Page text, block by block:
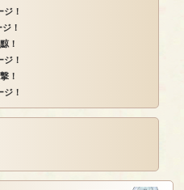
！
！
！
！
！
！